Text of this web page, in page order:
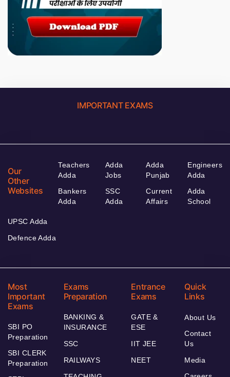
IMPORTANT EXAMS
Our
Other
Websites
Teachers
Adda
Bankers
Adda
Adda
Jobs
SSC
Adda
Adda
Punjab
Current
Affairs
Engineers
Adda
Adda
School
UPSC Adda
Defence Adda
Most
Important
Exams
SBI PO
Preparation
SBI CLERK
Preparation
Exams
Preparation
BANKING &
INSURANCE
SSC
RAILWAYS
Entrance
Exams
GATE &
ESE
IIT JEE
NEET
Quick
Links
About Us
Contact
Us
Media